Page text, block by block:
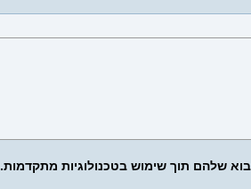
שלהם תוך שימוש בטכנולוגיות מתקדמות.